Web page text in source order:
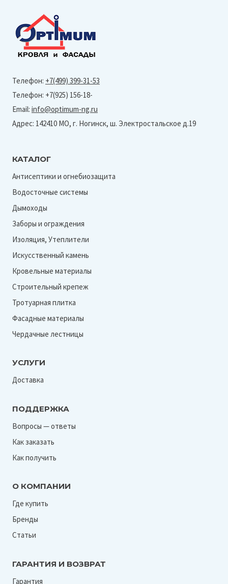
X-
Ral
8017-
мм)
Тип
профиля
Телефон: +7(499) 399-31-53
Телефон: +7(925) 156-18-
Email: info@optimum-ng.ru
Адрес: 142410 МО, г. Ногинск, ш. Электростальское д.19
КАТАЛОГ
Антисептики и огнебиозащита
Водосточные системы
Дымоходы
Заборы и ограждения
Изоляция, Утеплители
Искусственный камень
Кровельные материалы
Строительный крепеж
Тротуарная плитка
Фасадные материалы
Чердачные лестницы
УСЛУГИ
Доставка
ПОДДЕРЖКА
Вопросы — ответы
Как заказать
Как получить
О КОМПАНИИ
Где купить
Бренды
Статьи
ГАРАНТИЯ И ВОЗВРАТ
Гарантия